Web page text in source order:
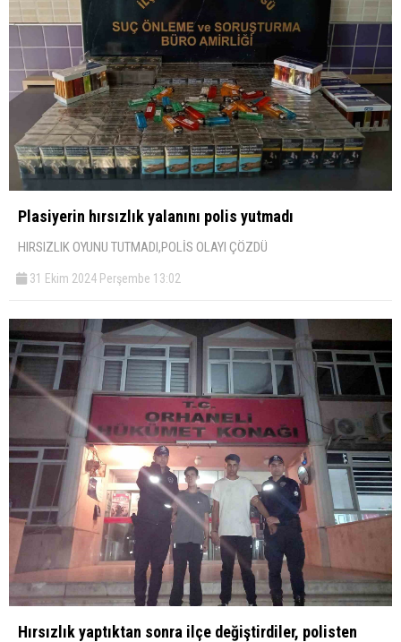
Plasiyerin hırsızlık yalanını polis yutmadı
HIRSIZLIK OYUNU TUTMADI,POLİS OLAYI ÇÖZDÜ
31 Ekim 2024 Perşembe 13:02
Hırsızlık yaptıktan sonra ilçe değiştirdiler, polisten